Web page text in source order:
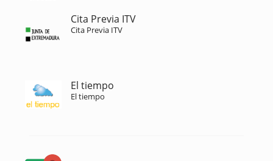
Cita Previa ITV
Cita Previa ITV
El tiempo
El tiempo